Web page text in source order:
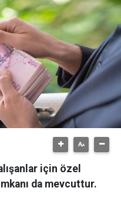
için özel
da mevcuttur.